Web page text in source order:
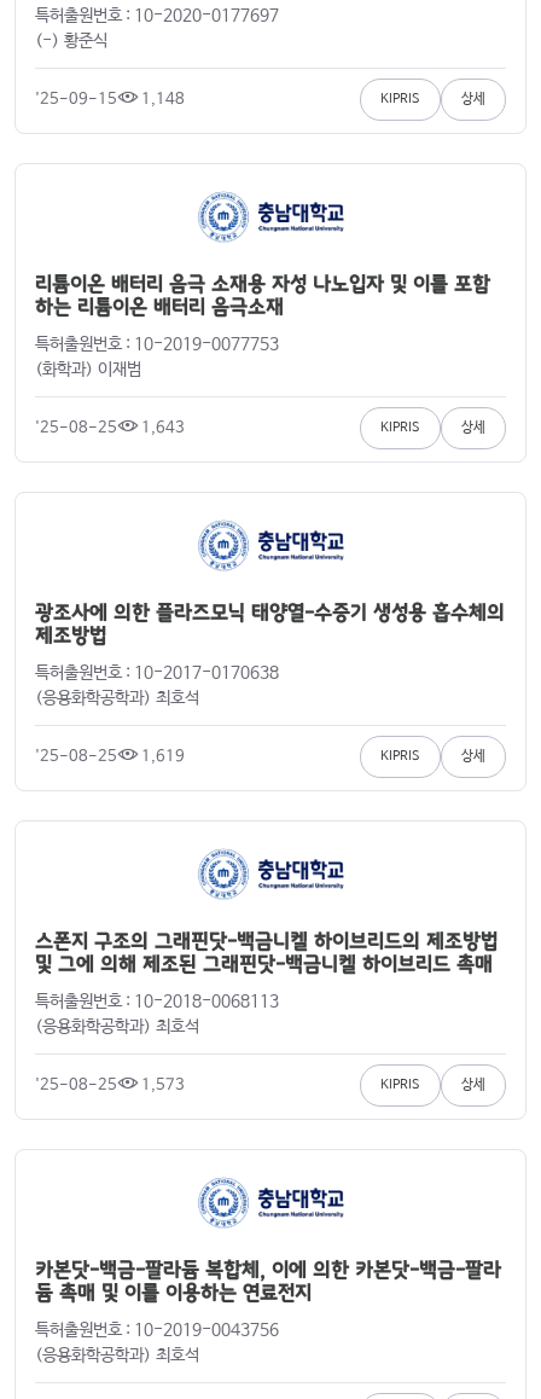
특허출원번호 : 10-2020-0177697
(-) 황준식
'25-09-15 1,148 KIPRIS 상세
리튬이온 배터리 음극 소재용 자성 나노입자 및 이를 포함
하는 리튬이온 배터리 음극소재
특허출원번호 : 10-2019-0077753
(화학과) 이재범
'25-08-25 1,643 KIPRIS 상세
광조사에 의한 플라즈모닉 태양열-수증기 생성용 흡수체의
제조방법
특허출원번호 : 10-2017-0170638
(응용화학공학과) 최호석
'25-08-25 1,619 KIPRIS 상세
스폰지 구조의 그래핀닷-백금니켈 하이브리드의 제조방법
및 그에 의해 제조된 그래핀닷-백금니켈 하이브리드 촉매
특허출원번호 : 10-2018-0068113
(응용화학공학과) 최호석
'25-08-25 1,573 KIPRIS 상세
카본닷-백금-팔라듐 복합체, 이에 의한 카본닷-백금-팔라
듐 촉매 및 이를 이용하는 연료전지
특허출원번호 : 10-2019-0043756
(응용화학공학과) 최호석